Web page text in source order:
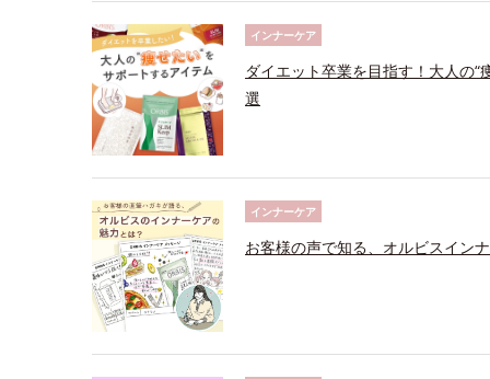
インナーケア
ダイエット卒業を目指す！大人の
選
インナーケア
お客様の声で知る、オルビスイン